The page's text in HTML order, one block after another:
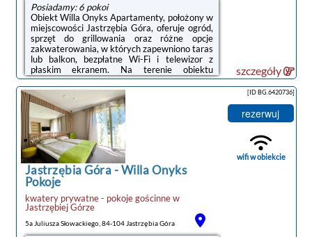
Posiadamy: 6 pokoi
Obiekt Willa Onyks Apartamenty, położony w
miejscowości Jastrzębia Góra, oferuje ogród,
sprzęt do grillowania oraz różne opcje
zakwaterowania, w których zapewniono taras
lub balkon, bezpłatne Wi-Fi i telewizor z
płaskim ekranem. Na terenie obiektu
dostępny jest prywatny parking.Wyposażenie
obejmuje także lodówkę, ekspres do kawy i
czajnik.W okolicy panują doskonałe warunki
do uprawiania trekkingu.Odległość ważnych
miejsc od obiektu: Plaża w Jastrzębiej Górze
– kilka kroków od obiektu, Port Gdynia – 42
km. Lotnisko Lotnisko Gdańsk-Rębiechowo
znajduje się 67 km od ...
szczegóły
Jastrzębia Góra-Willa Onyks
Pokoje
kwatery prywatne - pokoje gościnnew
Jastrzębiej Górze
5a Juliusza Słowackiego, 84-104 Jastrzębia Góra
[ID BG.6420736]
rezerwuj
wifi w obiekcie